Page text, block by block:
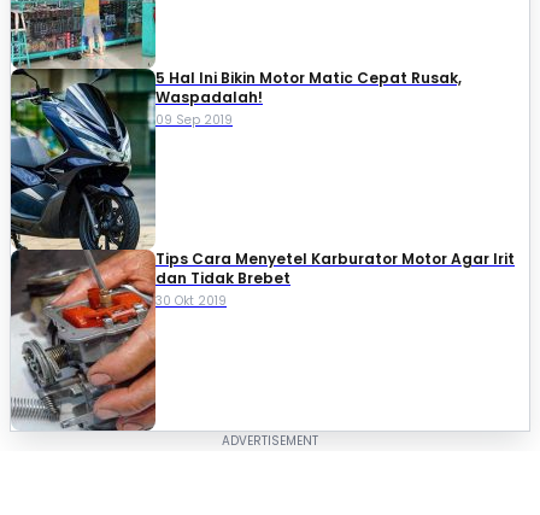
5 Hal Ini Bikin Motor Matic Cepat Rusak,
Waspadalah!
09 Sep 2019
Tips Cara Menyetel Karburator Motor Agar Irit
dan Tidak Brebet
30 Okt 2019